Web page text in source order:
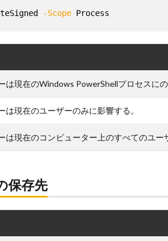
-Scope Process
は現在のWindows PowerShellプロセスにの
は現在のユーザーのみに影響する。
は現在のコンピューター上のすべてのユー
保存先